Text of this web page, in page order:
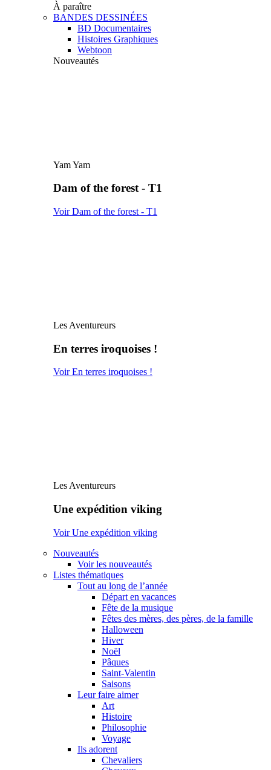
À paraître
BANDES DESSINÉES
BD Documentaires
Histoires Graphiques
Webtoon
Nouveautés
Yam Yam
Dam of the forest - T1
Voir Dam of the forest - T1
Les Aventureurs
En terres iroquoises !
Voir En terres iroquoises !
Les Aventureurs
Une expédition viking
Voir Une expédition viking
Nouveautés
Voir les nouveautés
Listes thématiques
Tout au long de l’année
Départ en vacances
Fête de la musique
Fêtes des mères, des pères, de la famille
Halloween
Hiver
Noël
Pâques
Saint-Valentin
Saisons
Leur faire aimer
Art
Histoire
Philosophie
Voyage
Ils adorent
Chevaliers